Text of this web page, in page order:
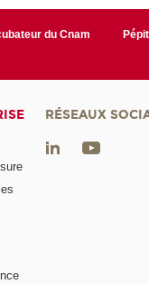
du Cnam
RÉSEAUX